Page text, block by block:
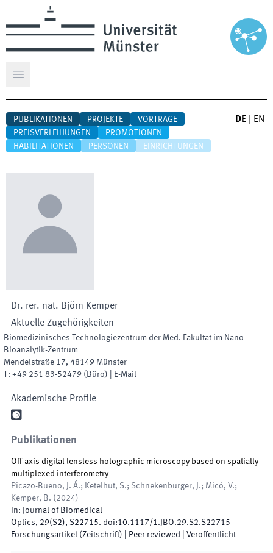
Hauptmenü öffnen
PUBLIKATIONEN PROJEKTE
VORTRÄGE
PREISVERLEIHUNGEN
PROMOTIONEN
HABILITATIONEN
PERSONEN EINRICHTUNGEN
DE EN
Dr. rer. nat. Björn Kemper
Aktuelle Zugehörigkeiten
Biomedizinisches Technologiezentrum der Med. Fakultät im Nano-
Bioanalytik-Zentrum
Mendelstraße 17, 48149 Münster
T: +49 251 83-52479 ( Büro) E-Mail
Akademische Profile

Publikationen
Off-axis digital lensless holographic microscopy based on spatially
multiplexed interferometry
Picazo-Bueno, J. Á.; Ketelhut, S.; Schnekenburger, J.; Micó, V.;
Kemper, B. ( 2024)
In: Journal of Biomedical
Optics, 29(S2), S22715. doi:10.1117/1.JBO.29.S2.S22715
Forschungsartikel (Zeitschrift) | Peer reviewed Veröffentlicht